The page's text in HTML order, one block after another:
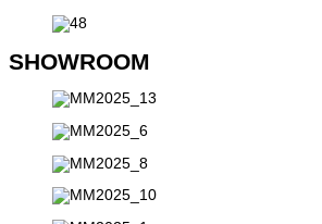
SHOWROOM